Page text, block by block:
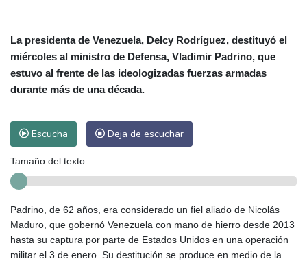
La presidenta de Venezuela, Delcy Rodríguez, destituyó el
miércoles al ministro de Defensa, Vladimir Padrino, que
estuvo al frente de las ideologizadas fuerzas armadas
durante más de una década.
Escucha Deja de escuchar
Tamaño del texto:
Padrino, de 62 años, era considerado un fiel aliado de Nicolás
Maduro, que gobernó Venezuela con mano de hierro desde 2013
hasta su captura por parte de Estados Unidos en una operación
militar el 3 de enero. Su destitución se produce en medio de la